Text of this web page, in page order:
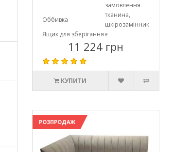
замовлення
Оббивка
тканина,
шкірозамінник
Ящик для зберігання є
11 224 грн
КУПИТИ
РОЗПРОДАЖ